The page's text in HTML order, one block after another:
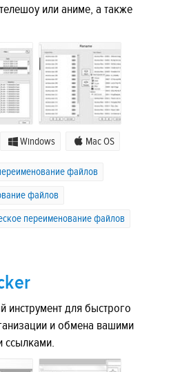
или аниме, а также
Windows Mac OS
файлов
файлов
переименование файлов
инструмент для быстрого
и обмена вашими